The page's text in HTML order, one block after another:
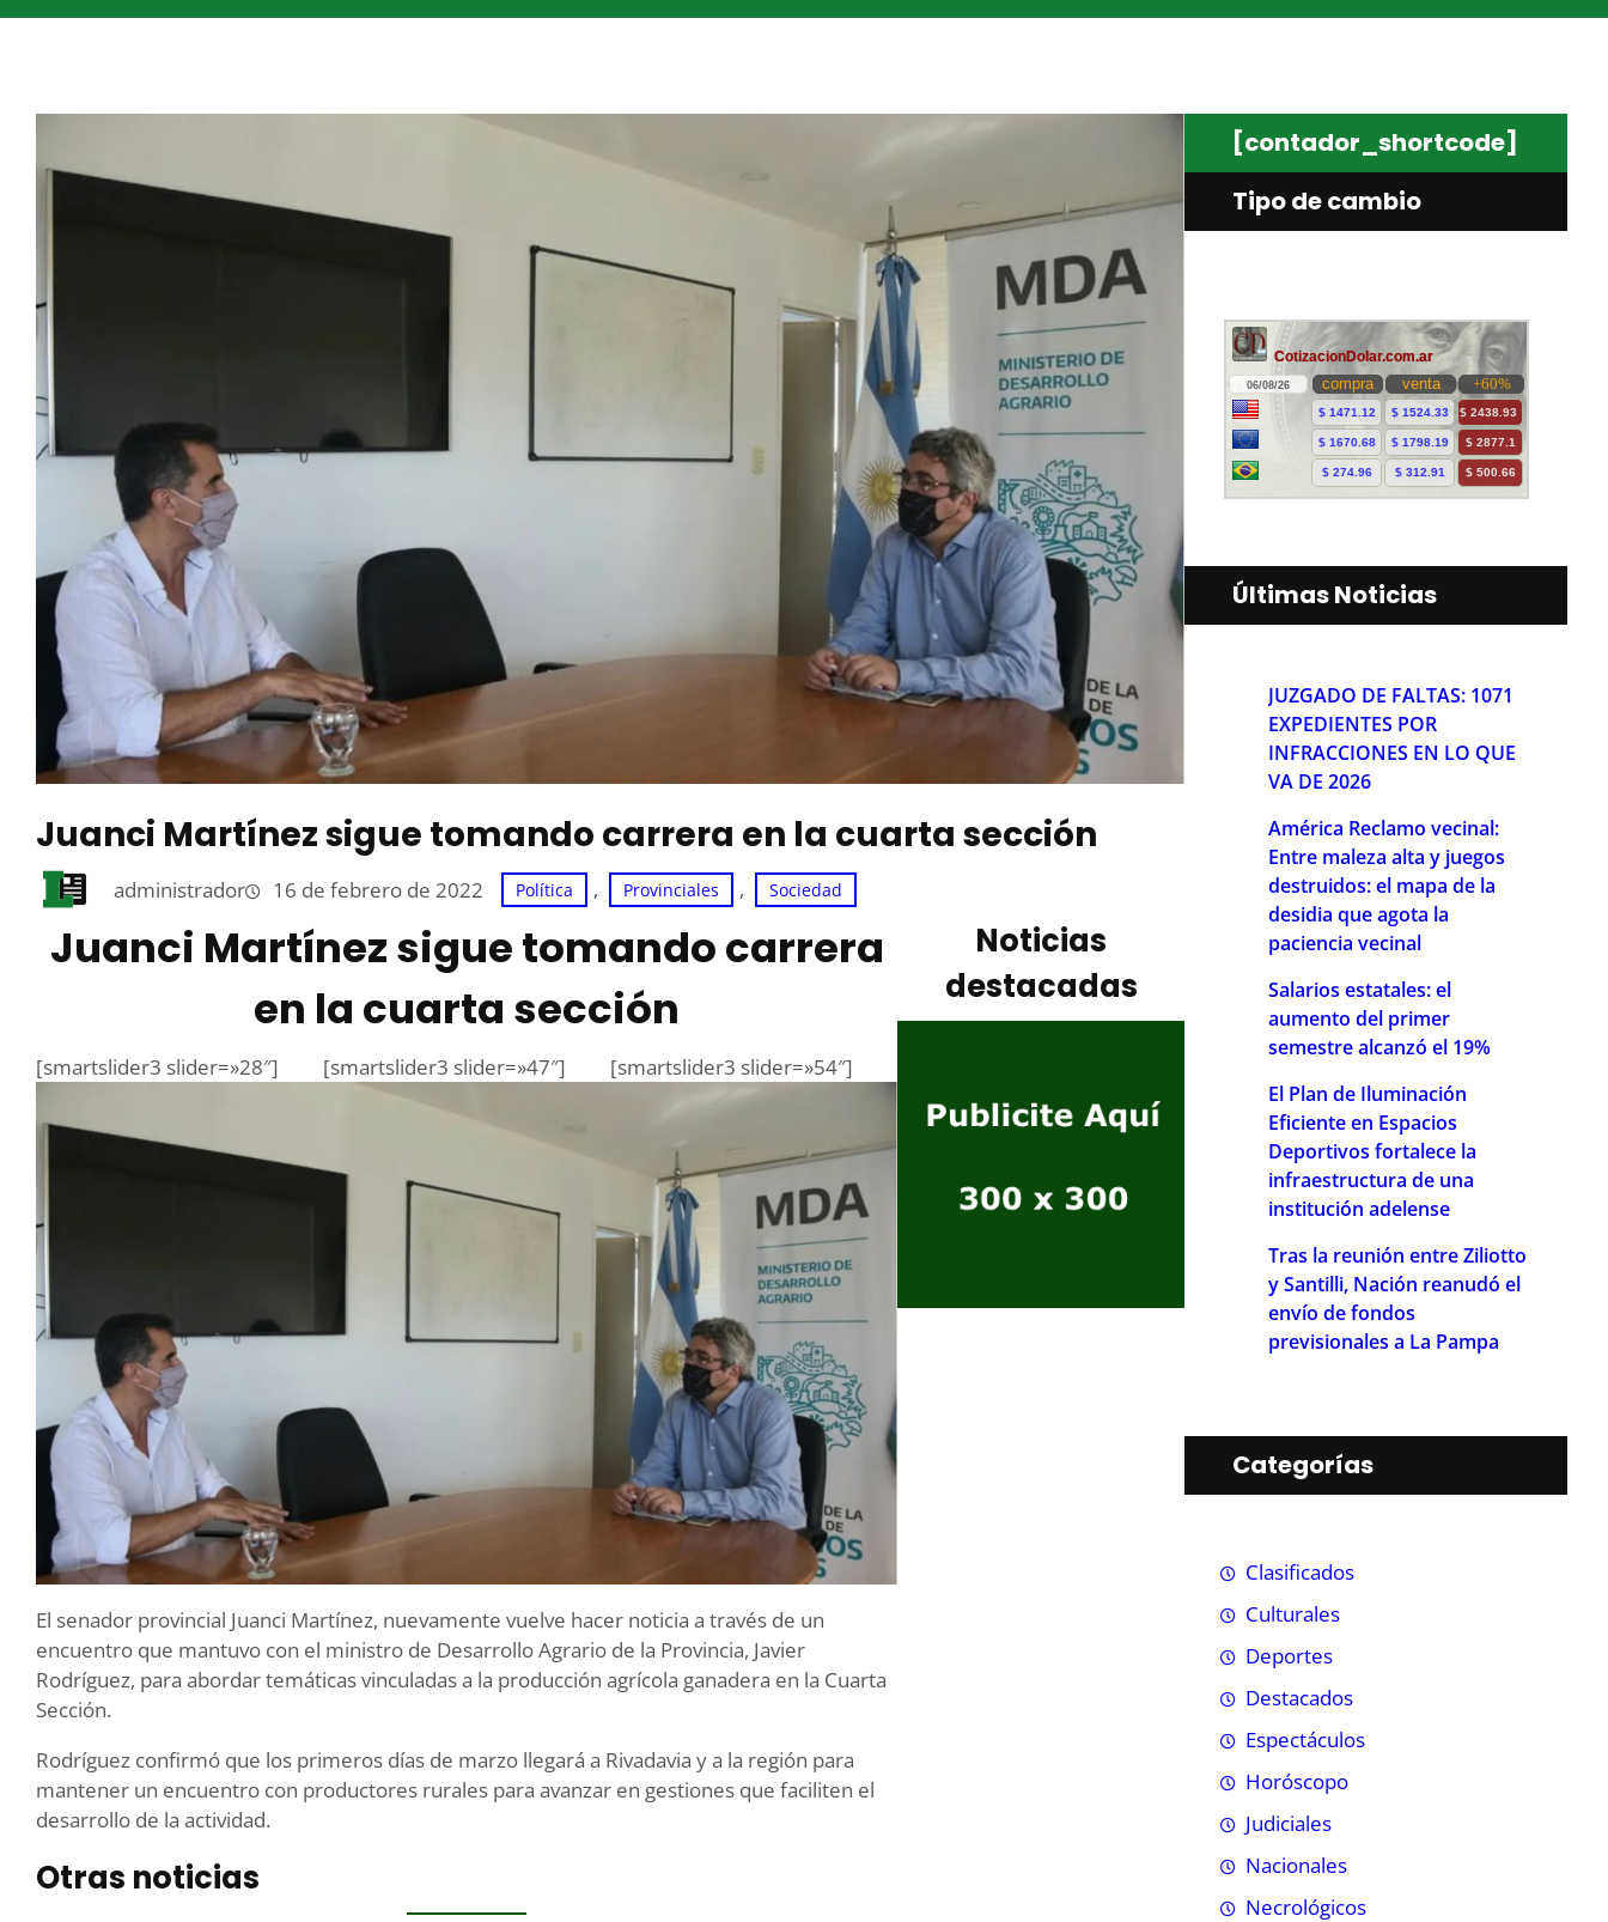
Juanci Martínez sigue tomando carrera en la cuarta sección
administrador 16 de febrero de 2022 Política , Provinciales , Sociedad
Juanci Martínez sigue tomando carrera
en la cuarta sección
[smartslider3 slider=»28″] [smartslider3 slider=»47″] [smartslider3 slider=»54″]
El senador provincial Juanci Martínez, nuevamente vuelve hacer noticia a través de un
encuentro que mantuvo con el ministro de Desarrollo Agrario de la Provincia, Javier
Rodríguez, para abordar temáticas vinculadas a la producción agrícola ganadera en la Cuarta
Sección.
Rodríguez confirmó que los primeros días de marzo llegará a Rivadavia y a la región para
mantener un encuentro con productores rurales para avanzar en gestiones que faciliten el
desarrollo de la actividad.
Otras noticias
Noticias
destacadas
[contador_shortcode]
Tipo de cambio
Últimas Noticias
JUZGADO DE FALTAS: 1071
EXPEDIENTES POR
INFRACCIONES EN LO QUE
VA DE 2026
América Reclamo vecinal:
Entre maleza alta y juegos
destruidos: el mapa de la
desidia que agota la
paciencia vecinal
Salarios estatales: el
aumento del primer
semestre alcanzó el 19%
El Plan de Iluminación
Eficiente en Espacios
Deportivos fortalece la
infraestructura de una
institución adelense
Tras la reunión entre Ziliotto
y Santilli, Nación reanudó el
envío de fondos
previsionales a La Pampa
Categorías
Clasificados
Culturales
Deportes
Destacados
Espectáculos
Horóscopo
Judiciales
Nacionales
Necrológicos